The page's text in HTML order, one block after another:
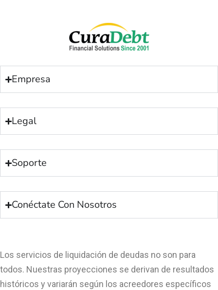
Empresa
Legal
Soporte
Conéctate Con Nosotros
Los servicios de liquidación de deudas no son para
todos. Nuestras proyecciones se derivan de resultados
históricos y variarán según los acreedores específicos